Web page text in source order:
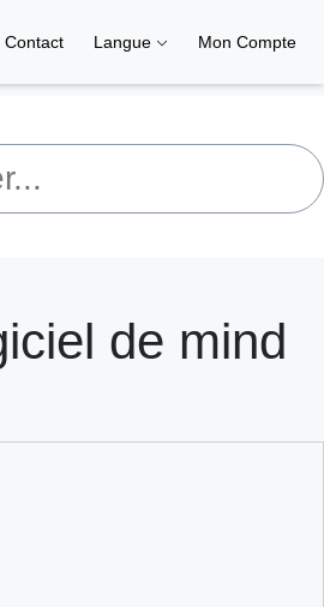
Contact Langue Mon Compte
de mind